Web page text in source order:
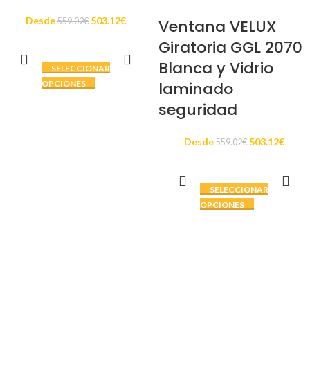
Desde 559.02€ 503.12€
SELECCIONAR
OPCIONES
Ventana VELUX
Giratoria GGL 2070
Blanca y Vidrio
laminado
seguridad
Desde 559.02€ 503.12€
SELECCIONAR
OPCIONES